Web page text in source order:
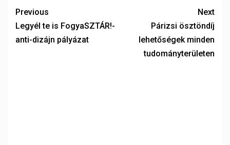
Previous
Legyél te is FogyaSZTÁR!-
anti-dizájn pályázat
Next
Párizsi ösztöndíj
lehetőségek minden
tudományterületen